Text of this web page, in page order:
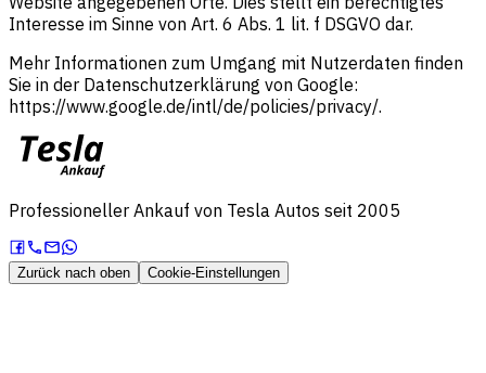
Interesse im Sinne von Art. 6 Abs. 1 lit. f DSGVO dar.
Mehr Informationen zum Umgang mit Nutzerdaten finden
Sie in der Datenschutzerklärung von Google:
https://www.google.de/intl/de/policies/privacy/.
Professioneller Ankauf von Tesla Autos seit 2005
Zurück nach oben Cookie-Einstellungen